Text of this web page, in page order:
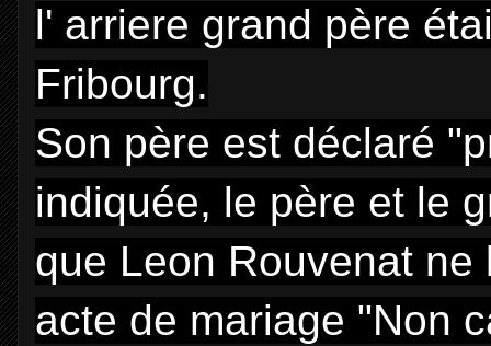
l' arriere grand père
Fribourg.
Son père est déclaré
indiquée, le père et le
que Leon Rouvenat
acte de mariage "Non